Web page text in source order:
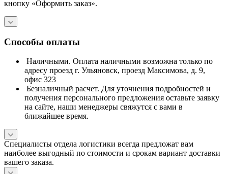
кнопку «Оформить заказ».
Способы оплаты
Наличными. Оплата наличными возможна только по
адресу проезд г. Ульяновск, проезд Максимова, д. 9,
офис 323
Безналичный расчет. Для уточнения подробностей и
получения персонального предложения оставьте заявку
на сайте, наши менеджеры свяжутся с вами в
ближайшее время.
Специалисты отдела логистики всегда предложат вам
наиболее выгодный по стоимости и срокам вариант доставки
вашего заказа.